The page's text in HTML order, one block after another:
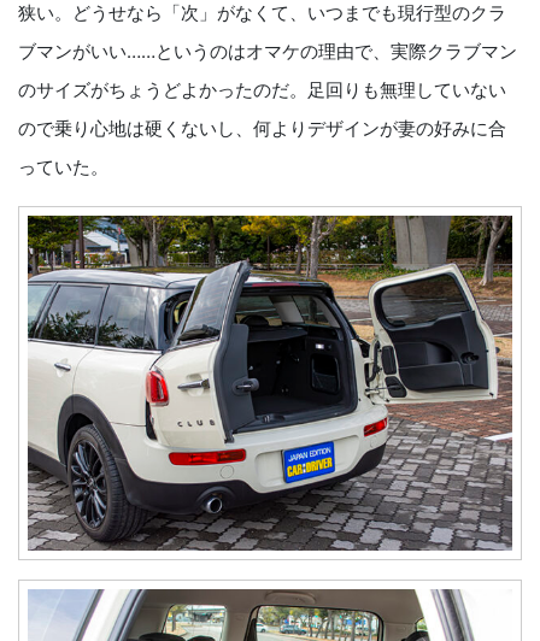
狭い。どうせなら「次」がなくて、いつまでも現行型のクラ
ブマンがいい……というのはオマケの理由で、実際クラブマン
のサイズがちょうどよかったのだ。足回りも無理していない
ので乗り心地は硬くないし、何よりデザインが妻の好みに合
っていた。